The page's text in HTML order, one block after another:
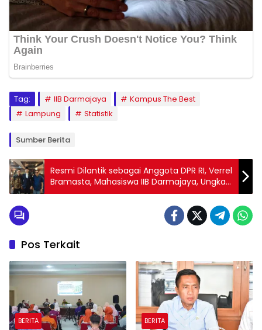
Tag: IIB Darmajaya
Kampus The Best
Lampung
Statistik
Sumber Berita
Resmi Dilantik sebagai Anggota DPR RI, Verrel
Bramasta, Mahasiswa IIB Darmajaya, Ungkap
Janji dan Visi
Pos Terkait
BERITA BERITA